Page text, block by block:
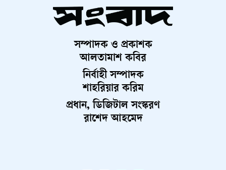
সম্পাদক ও প্রকাশক
আলতামাশ কবির
নির্বাহী সম্পাদক
শাহরিয়ার করিম
প্রধান, ডিজিটাল সংস্করণ
রাশেদ আহমেদ